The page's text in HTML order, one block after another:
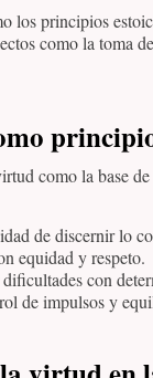
los principios
como la toma
como la base
de discernir lo
equidad y respeto.
con
de impulsos y